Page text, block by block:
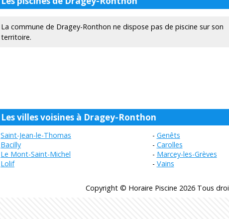
La commune de Dragey-Ronthon ne dispose pas de piscine sur son
territoire.
Les villes voisines à Dragey-Ronthon
Saint-Jean-le-Thomas Genêts
Bacilly
Carolles
Le Mont-Saint-Michel
Marcey-les-Grèves
Lolif
Vains
Copyright © Horaire Piscine 2026 Tous